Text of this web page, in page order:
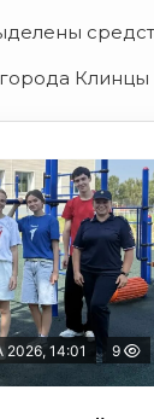
Клинцы
14:01 9